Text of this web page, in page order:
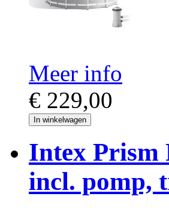
Meer info
€ 229,00
In winkelwagen
Intex Prism
incl. pomp,